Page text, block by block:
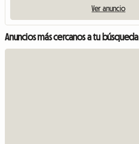
Ver anuncio
Anuncios más cercanos a tu búsqueda